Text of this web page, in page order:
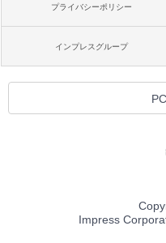
プライバシーポリシー
インプレスグループ
Impress